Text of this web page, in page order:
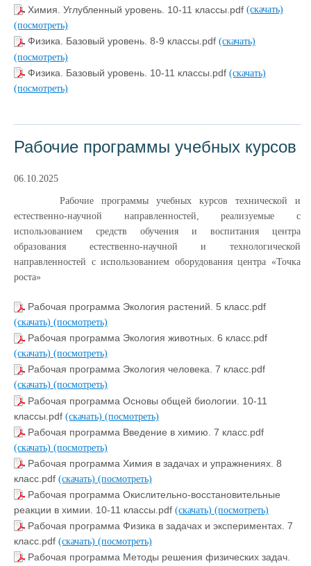
Химия. Углубленный уровень. 10-11 классы.pdf (скачать)
(посмотреть)
Физика. Базовый уровень. 8-9 классы.pdf (скачать)
(посмотреть)
Физика. Базовый уровень. 10-11 классы.pdf (скачать)
(посмотреть)
Рабочие программы учебных курсов
06.10.2025
Рабочие программы учебных курсов технической и
естественно-научной направленностей, реализуемые с
использованием средств обучения и воспитания центра
образования естественно-научной и технологической
направленностей с использованием оборудования центра «Точка
роста»
Рабочая программа Экология растений. 5 класс.pdf
(скачать) (посмотреть)
Рабочая программа Экология животных. 6 класс.pdf
(скачать) (посмотреть)
Рабочая программа Экология человека. 7 класс.pdf
(скачать) (посмотреть)
Рабочая программа Основы общей биологии. 10-11
классы.pdf (скачать) (посмотреть)
Рабочая программа Введение в химию. 7 класс.pdf
(скачать) (посмотреть)
Рабочая программа Химия в задачах и упражнениях. 8
класс.pdf (скачать) (посмотреть)
Рабочая программа Окислительно-восстановительные
реакции в химии. 10-11 классы.pdf (скачать) (посмотреть)
Рабочая программа Физика в задачах и экспериментах. 7
класс.pdf (скачать) (посмотреть)
Рабочая программа Методы решения физических задач.